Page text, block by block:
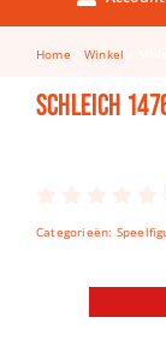
Keuken & Tafelen
Kinderfietsen
Knutselen
Spellen
Puzzels
Home Winkel
Schleich
Categorieën: